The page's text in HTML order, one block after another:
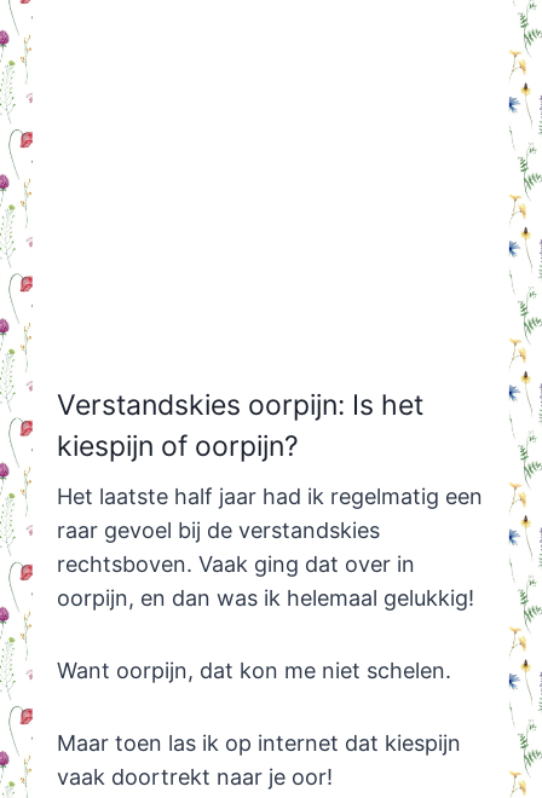
Verstandskies oorpijn: Is het
kiespijn of oorpijn?
Het laatste half jaar had ik regelmatig een
raar gevoel bij de verstandskies
rechtsboven. Vaak ging dat over in
oorpijn, en dan was ik helemaal gelukkig!
Want oorpijn, dat kon me niet schelen.
Maar toen las ik op internet dat kiespijn
vaak doortrekt naar je oor!